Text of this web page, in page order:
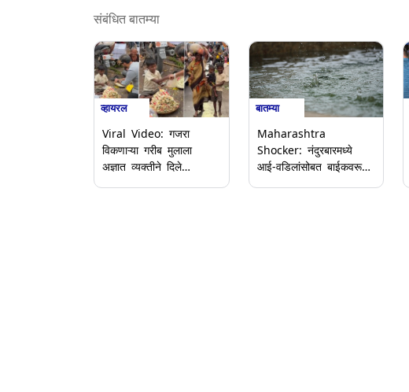
संबंधित बातम्या
व्हायरल
Viral Video: गजरा
विकणाऱ्या गरीब मुलाला
अज्ञात व्यक्तीने दिले
बातम्या
Maharashtra
Shocker: नंदुरबारमध्ये
आई-वडिलांसोबत बाईकवरून